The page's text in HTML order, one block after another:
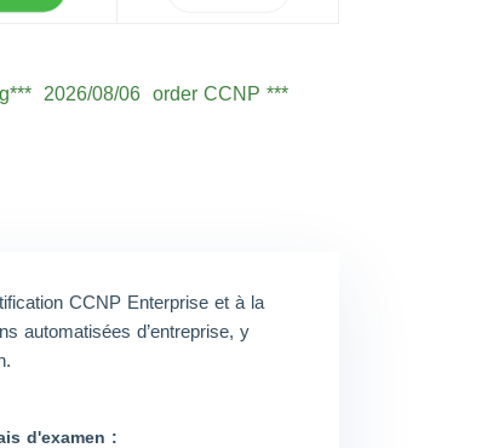
2026/08/06 order CCNP ***
2026/08/06 order CCNP ***
CCNP Enterprise et à la
automatisées d’entreprise, y
d'examen :